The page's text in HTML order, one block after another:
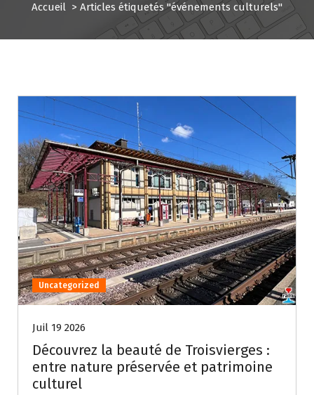
Accueil > Articles étiquetés "événements culturels"
Uncategorized
Juil 19 2026
Découvrez la beauté de Troisvierges :
entre nature préservée et patrimoine
culturel